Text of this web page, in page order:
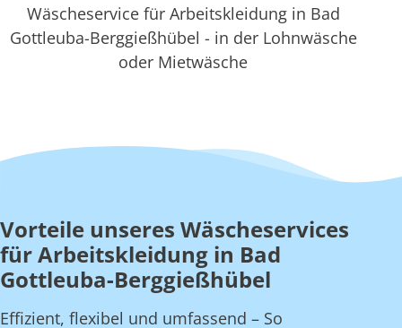
Wäscheservice für Arbeitskleidung in Bad
Gottleuba-Berggießhübel - in der Lohnwäsche
oder Mietwäsche
Vorteile unseres Wäscheservices
für Arbeitskleidung in Bad
Gottleuba-Berggießhübel
Effizient, flexibel und umfassend – So